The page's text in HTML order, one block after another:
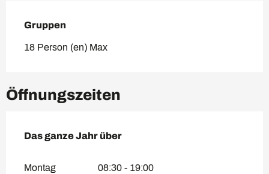
Gruppen
Gruppen
18 Person (en) Max
Öffnungszeiten
Das ganze Jahr über
Das ganze Jahr über
Montag 08:30 - 19:00